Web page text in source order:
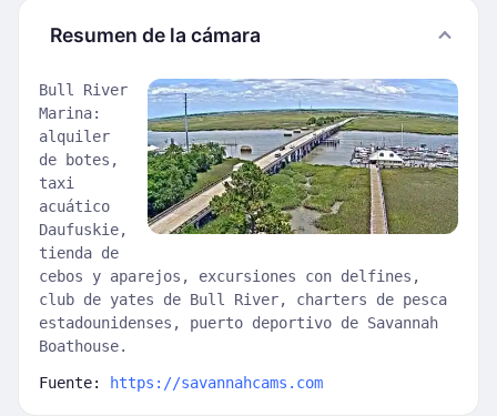
Resumen de la cámara
Bull River
Marina:
alquiler
de botes,
taxi
acuático
Daufuskie,
tienda de
cebos y aparejos, excursiones con delfines,
club de yates de Bull River, charters de pesca
estadounidenses, puerto deportivo de Savannah
Boathouse.
Fuente: https://savannahcams.com